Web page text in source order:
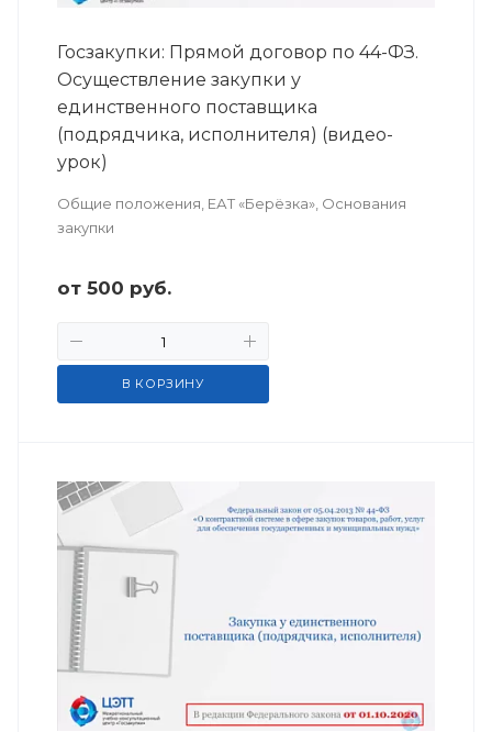
Госзакупки: Прямой договор по 44-ФЗ.
Осуществление закупки у
единственного поставщика
(подрядчика, исполнителя) (видео-
урок)
Общие положения, ЕАТ «Берёзка», Основания
закупки
от 500 руб.
В КОРЗИНУ